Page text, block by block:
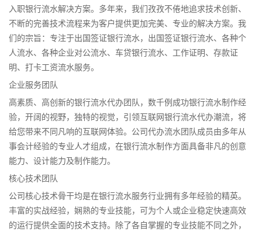
入职银行流水解决方案。多年来，我们孜孜不倦地追求技术创新、
不断的完善技术流程来为客户提供更加完美、专业的解决方案。我
们的宗旨：专注于出国签证银行流水，出国签证银行流水、各种个
人流水、各种企业对公流水、车贷银行流水、工作证明、存款证
明、打卡工资流水服务。
企业服务团队
高素质、高创新的银行流水代办团队，数千例成功银行流水制作经
验，开阔的视野，独特的视觉，引领互联网银行流水代办潮流，将
给您带来不同凡响的互联网体验。公司代办流水团队成员由多年从
事会计经验的专业人才组成，在银行流水制作方面具备非凡的创意
能力、设计能力及制作能力。
核心技术团队
公司核心技术骨干均是在银行流水服务行业拥有多年经验的精英。
丰富的实战经验，娴熟的专业技能，可为个人或企业稳定快速高效
的运行提供全面的技术支持。除了各自掌握的专业技能不同之外，